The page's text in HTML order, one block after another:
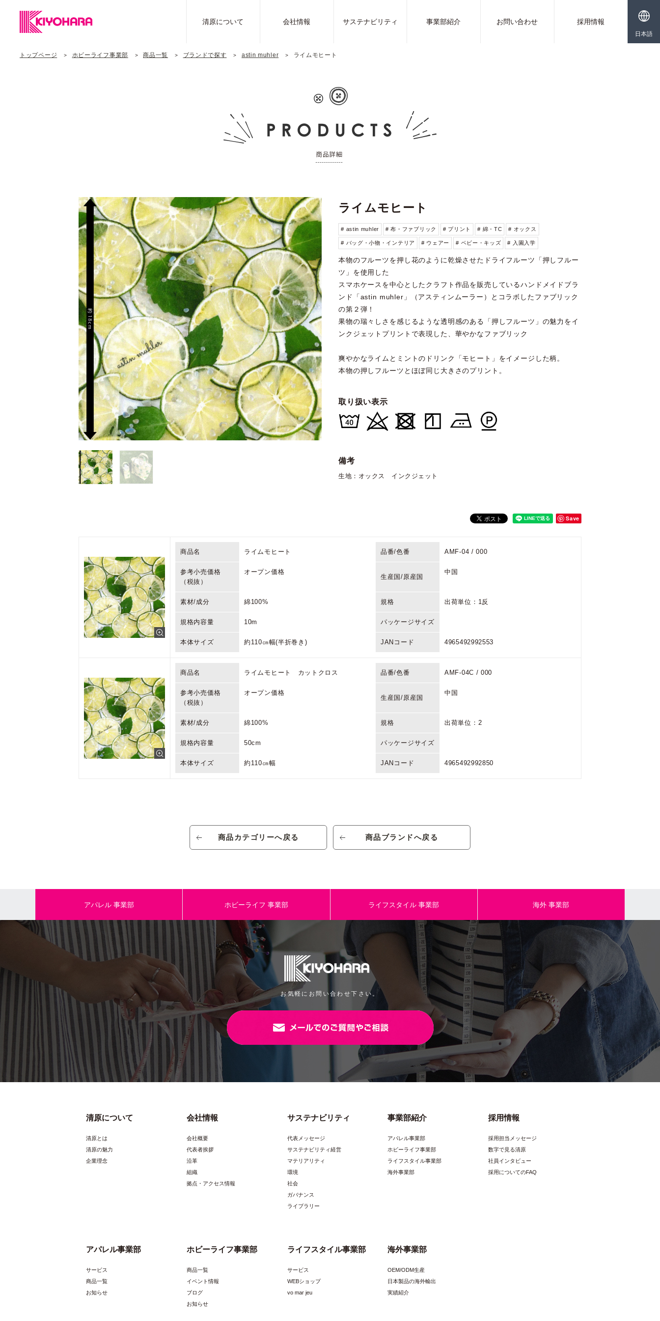
清原について 会社情報 サステナビリティ 事業部紹介 お問い合わせ 採用情報
日本語
トップページ ホビーライフ事業部 商品一覧 ブランドで探す astin muhler ライムモヒート
ライムモヒート
# astin muhler # 布・ファブリック # プリント # 綿・TC # オックス
# バッグ・小物・インテリア # ウェアー # ベビー・キッズ # 入園入学
本物のフルーツを押し花のように乾燥させたドライフルーツ「押しフルー
ツ」を使用した
スマホケースを中心としたクラフト作品を販売しているハンドメイドブラ
ンド「astin muhler」（アスティンムーラー）とコラボしたファブリック
の第２弾！
果物の瑞々しさを感じるような透明感のある「押しフルーツ」の魅力をイ
ンクジェットプリントで表現した、華やかなファブリック
爽やかなライムとミントのドリンク「モヒート」をイメージした柄。
本物の押しフルーツとほぼ同じ大きさのプリント。
取り扱い表示
備考
生地：オックス インクジェット
Save
商品名 ライムモヒート 品番/色番 AMF-04 / 000
参考小売価格
（税抜）
オープン価格
生産国/原産国
中国
素材/成分 綿100% 規格 出荷単位：1反
規格内容量 10m パッケージサイズ
本体サイズ 約110㎝幅(半折巻き) JANコード 4965492992553
商品名 ライムモヒート カットクロス 品番/色番 AMF-04C / 000
参考小売価格
（税抜）
オープン価格
生産国/原産国
中国
素材/成分 綿100% 規格 出荷単位：2
規格内容量 50cm パッケージサイズ
本体サイズ 約110㎝幅 JANコード 4965492992850
商品カテゴリーへ戻る 商品ブランドへ戻る
アパレル事業部 ホビーライフ 事業部 ライフスタイル 事業部 海外 事業部
お気軽にお問い合わせ下さい。
清原について
清原とは
清原の魅力
企業理念
会社情報
会社概要
代表者挨拶
沿革
組織
拠点・アクセス情報
サステナビリティ
代表メッセージ
サステナビリティ経営
マテリアリティ
環境
社会
ガバナンス
ライブラリー
事業部紹介
アパレル事業部
ホビーライフ事業部
ライフスタイル事業部
海外事業部
採用情報
採用担当メッセージ
数字で見る清原
社員インタビュー
採用についてのFAQ
アパレル事業部
サービス
商品一覧
お知らせ
ホビーライフ事業部
商品一覧
イベント情報
ブログ
お知らせ
ライフスタイル事業部
サービス
WEBショップ
vo mar jeu
海外事業部
OEM/ODM生産
日本製品の海外輸出
実績紹介